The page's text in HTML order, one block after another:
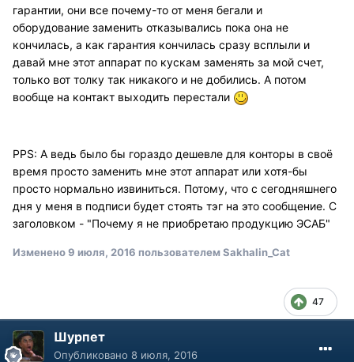
гарантии, они все почему-то от меня бегали и
оборудование заменить отказывались пока она не
кончилась, а как гарантия кончилась сразу всплыли и
давай мне этот аппарат по кускам заменять за мой счет,
только вот толку так никакого и не добились. А потом
вообще на контакт выходить перестали
PPS: А ведь было бы гораздо дешевле для конторы в своё
время просто заменить мне этот аппарат или хотя-бы
просто нормально извиниться. Потому, что с сегодняшнего
дня у меня в подписи будет стоять тэг на это сообщение. С
заголовком - "Почему я не приобретаю продукцию ЭСАБ"
Изменено9 июля, 2016 пользователем Sakhalin_Cat
47
Шурпет
Опубликовано 8 июля, 2016